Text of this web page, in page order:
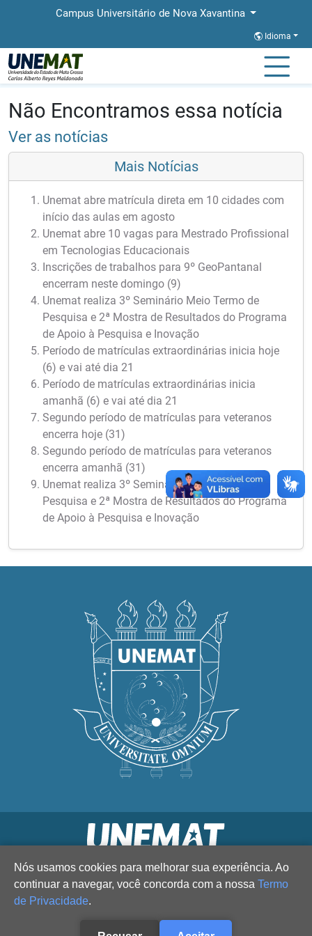
Campus Universitário de Nova Xavantina
Idioma
Página Inicial
Não Encontramos essa notícia
Ver as notícias
Mais Notícias
Unemat abre matrícula direta em 10 cidades com
início das aulas em agosto
Unemat abre 10 vagas para Mestrado Profissional
em Tecnologias Educacionais
Inscrições de trabalhos para 9º GeoPantanal
encerram neste domingo (9)
Unemat realiza 3º Seminário Meio Termo de
Pesquisa e 2ª Mostra de Resultados do Programa
de Apoio à Pesquisa e Inovação
Período de matrículas extraordinárias inicia hoje
(6) e vai até dia 21
Período de matrículas extraordinárias inicia
amanhã (6) e vai até dia 21
Segundo período de matrículas para veteranos
encerra hoje (31)
Segundo período de matrículas para veteranos
encerra amanhã (31)
Unemat realiza 3º Seminário Meio Termo de
Pesquisa e 2ª Mostra de Resultados do Programa
de Apoio à Pesquisa e Inovação
Nós usamos cookies para melhorar sua experiência. Ao
continuar a navegar, você concorda com a nossa Termo
de Privacidade.